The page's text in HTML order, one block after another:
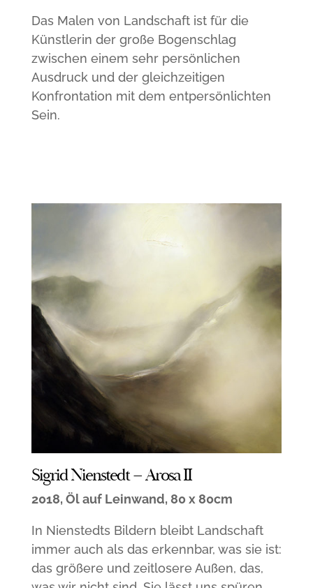
Das Malen von Landschaft ist für die
Künstlerin der große Bogenschlag
zwischen einem sehr persönlichen
Ausdruck und der gleichzeitigen
Konfrontation mit dem entpersönlichten
Sein.
Sigrid Nienstedt – Arosa II
2018, Öl auf Leinwand, 80 x 80cm
In Nienstedts Bildern bleibt Landschaft
immer auch als das erkennbar, was sie ist:
das größere und zeitlosere Außen, das,